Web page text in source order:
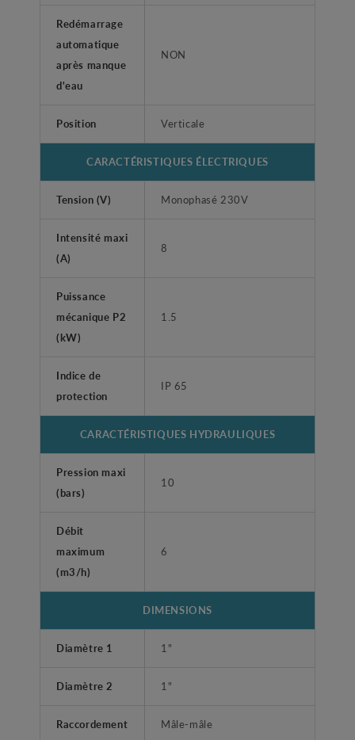
Redémarrage
automatique
après manque
d'eau
NON
Position Verticale
CARACTÉRISTIQUES ÉLECTRIQUES
Tension (V) Monophasé 230V
Intensité maxi
(A)
8
Puissance
mécanique P2
(kW)
1.5
Indice de
protection
IP 65
CARACTÉRISTIQUES HYDRAULIQUES
Pression maxi
(bars)
10
Débit
maximum
(m3/h)
6
DIMENSIONS
Diamètre 1 1"
Diamètre 2 1"
Raccordement Mâle-mâle